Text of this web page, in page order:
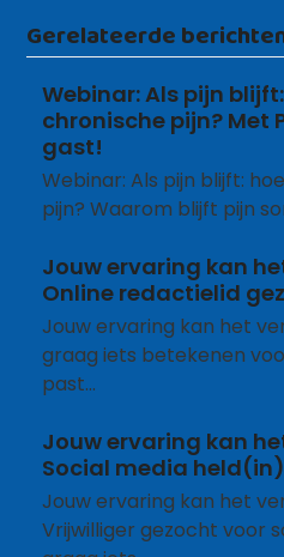
Gerelateerde
Webinar: Als pijn
chronische pijn? Met
gast!
Webinar: Als pijn blijft:
pijn? Waarom blijft pijn
Jouw ervaring kan
Online redactielid
Jouw ervaring kan het
graag iets betekenen
past…
Jouw ervaring kan
Social media
Jouw ervaring kan het
Vrijwilliger gezocht voor